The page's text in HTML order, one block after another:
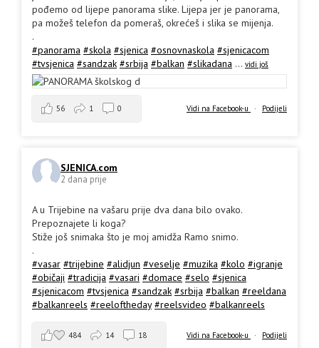
pođemo od lijepe panorama slike. Lijepa jer je panorama,
pa možeš telefon da pomeraš, okrećeš i slika se mijenja.
.
#panorama #skola #sjenica #osnovnaskola #sjenicacom
#tvsjenica #sandzak #srbija #balkan #slikadana ... vidi još
Vidi na Facebook-u · Podijeli
56 1 0
SJENICA.com
2 dana prije
A u Trijebine na vašaru prije dva dana bilo ovako.
Prepoznajete li koga?
Stiže još snimaka što je moj amidža Ramo snimo.
.
#vasar #trijebine #alidjun #veselje #muzika #kolo #igranje
#običaji #tradicija #vasari #domace #selo #sjenica
#sjenicacom #tvsjenica #sandzak #srbija #balkan #reeldana
#balkanreels #reeloftheday #reelsvideo #balkanreels
Vidi na Facebook-u · Podijeli
484 14 18